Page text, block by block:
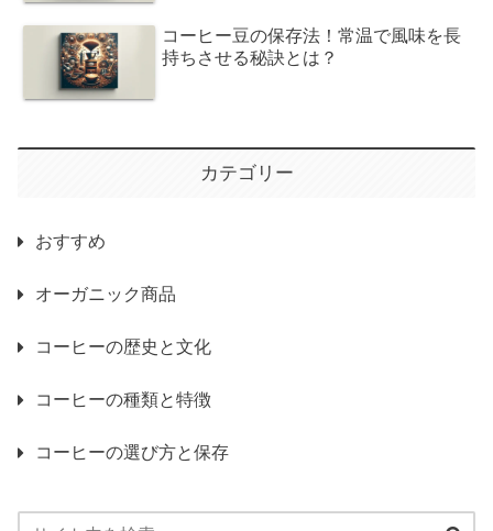
コーヒー豆の保存法！常温で風味を長
持ちさせる秘訣とは？
カテゴリー
おすすめ
オーガニック商品
コーヒーの歴史と文化
コーヒーの種類と特徴
コーヒーの選び方と保存